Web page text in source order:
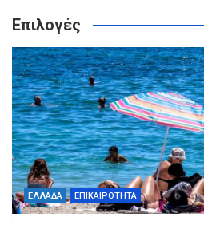
Επιλογές
ΕΛΛΑΔΑ ΕΠΙΚΑΙΡΟΤΗΤΑ